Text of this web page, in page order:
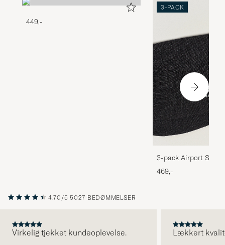
449,-
3-PACK
3-pack Airport
Melange
469,-
4.70/5 5027 BEDØMMELSER
Virkelig tjekket kundeoplevelse. Lækkert